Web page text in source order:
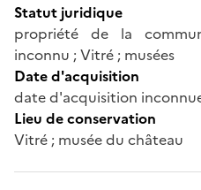
Statut juridique
propriété de la
inconnu ; Vitré ; musées
Date d'acquisition
date d'acquisition
Lieu de conservation
Vitré ; musée du château